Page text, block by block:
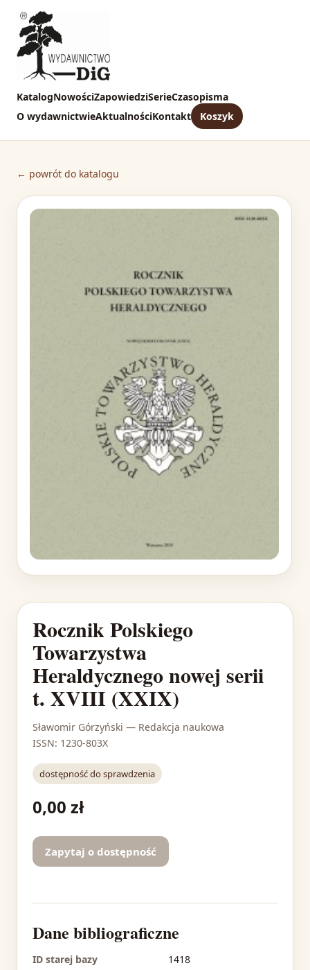
KatalogNowościZapowiedziSerieCzasopisma
O wydawnictwieAktualnościKontakt Koszyk
← powrót do katalogu
Rocznik Polskiego
Towarzystwa
Heraldycznego nowej serii
t. XVIII (XXIX)
Sławomir Górzyński — Redakcja naukowa
ISSN: 1230-803X
dostępność do sprawdzenia
0,00 zł
Zapytaj o dostępność
Dane bibliograficzne
ID starej bazy
1418